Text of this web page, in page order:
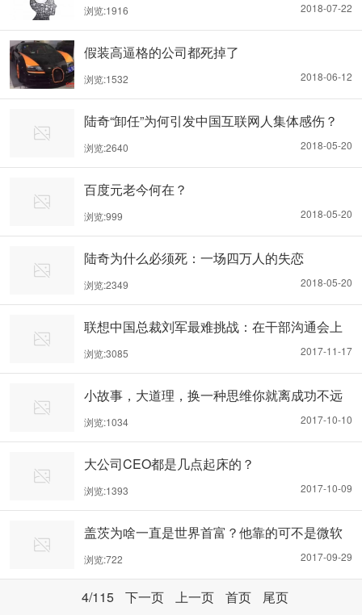
2018-07-22
浏览:1916
假装高逼格的公司都死掉了
2018-06-12
浏览:1532
陆奇“卸任”为何引发中国互联网人集体感伤？
2018-05-20
浏览:2640
百度元老今何在？
2018-05-20
浏览:999
陆奇为什么必须死：一场四万人的失恋
2018-05-20
浏览:2349
联想中国总裁刘军最难挑战：在干部沟通会上
痛斥无为
2017-11-17
浏览:3085
小故事，大道理，换一种思维你就离成功不远
了
2017-10-10
浏览:1034
大公司CEO都是几点起床的？
2017-10-09
浏览:1393
盖茨为啥一直是世界首富？他靠的可不是微软
2017-09-29
浏览:722
4/115 下一页 上一页 首页 尾页